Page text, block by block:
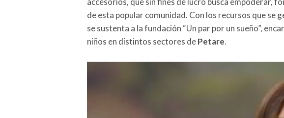
de esta popular comunidad. Con los recursos que se
se sustenta a la fundación “Un par por un sueño”,
niños en distintos sectores dePetare.